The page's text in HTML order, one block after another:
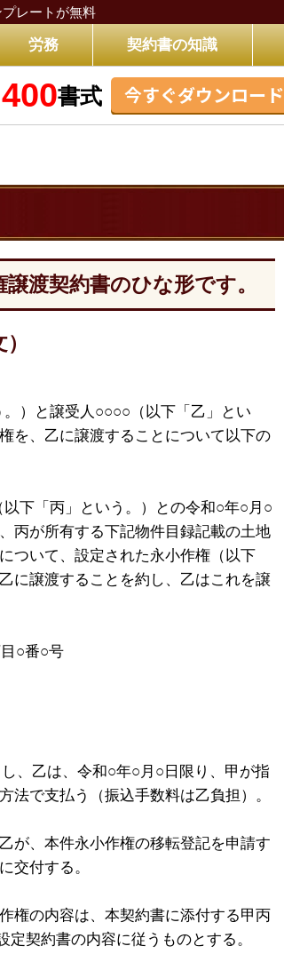
レートが無料
労務 契約書の知識
400書式 今すぐダウンロード
渡契約書のひな形です。
）と譲受人○○○○（以下「乙」とい
を、乙に譲渡することについて以下の
下「丙」という。）との令和○年○月○
丙が所有する下記物件目録記載の土地
ついて、設定された永小作権（以下
に譲渡することを約し、乙はこれを譲
○番○号
、乙は、令和○年○月○日限り、甲が指
法で支払う（振込手数料は乙負担）。
が、本件永小作権の移転登記を申請す
交付する。
権の内容は、本契約書に添付する甲丙
契約書の内容に従うものとする。